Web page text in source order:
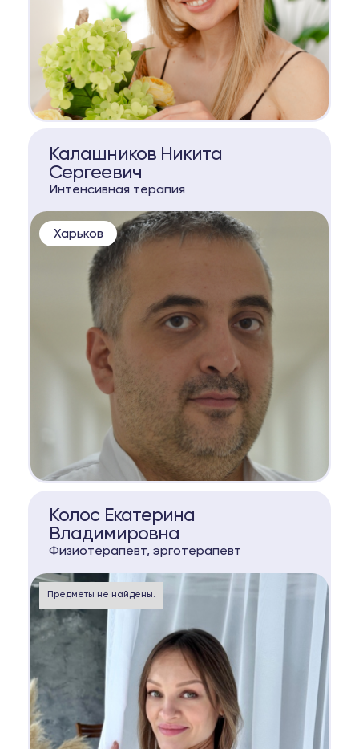
Калашников Никита
Сергеевич
Интенсивная терапия
Харьков
Колос Екатерина
Владимировна
Физиотерапевт, эрготерапевт
Предметы не найдены.